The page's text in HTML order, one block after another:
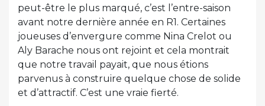
peut-être le plus marqué, c’est l’entre-saison
avant notre dernière année en R1. Certaines
joueuses d’envergure comme Nina Crelot ou
Aly Barache nous ont rejoint et cela montrait
que notre travail payait, que nous étions
parvenus à construire quelque chose de solide
et d’attractif. C’est une vraie fierté.